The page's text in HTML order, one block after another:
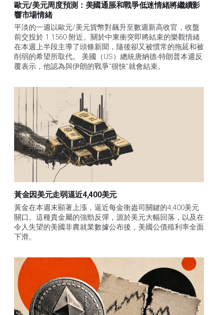
歐元/美元周度預測：美國通脹和戰爭低迷情緒將繼續影
響市場情緒
平淡的一週以歐元/美元貨幣對飆升至數週新高收官，收盤
前交投於 1.1560 附近。關於中東衝突即將結束的樂觀情緒
在本週上半段主導了頭條新聞，隨後卻又被慣常的拖延和被
削弱的希望所取代。 美國（US）總統唐納德-特朗普本週反
覆表示，他認為與伊朗的戰爭"很快"就會結束。
黃金因美元走弱逼近4,400美元
黃金在本週末顯著上漲，逼近每金衡盎司關鍵的4,400美元
關口。這種貴金屬的強勁反彈，源於美元大幅回落，以及在
令人失望的美國非農就業數據公布後，美國公債殖利率全面
下滑。